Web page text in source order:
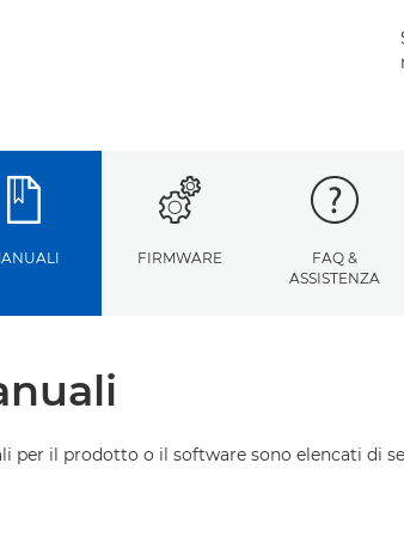
FIRMWARE
FAQ &
ASSISTENZA
per il prodotto o il software sono elencati di